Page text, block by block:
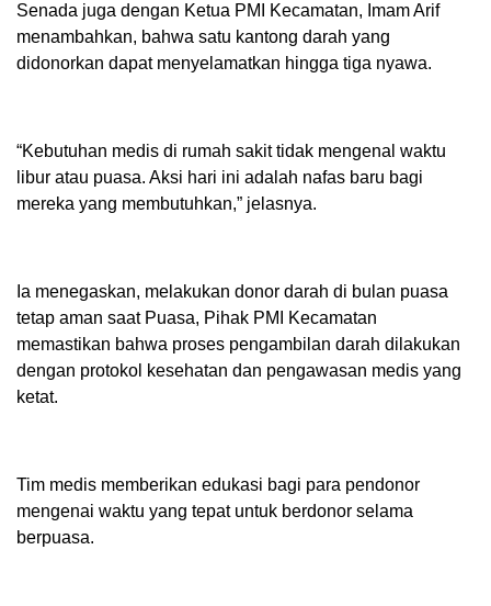
Senada juga dengan Ketua PMI Kecamatan, Imam Arif
menambahkan, bahwa satu kantong darah yang
didonorkan dapat menyelamatkan hingga tiga nyawa.
“Kebutuhan medis di rumah sakit tidak mengenal waktu
libur atau puasa. Aksi hari ini adalah nafas baru bagi
mereka yang membutuhkan,” jelasnya.
Ia menegaskan, melakukan donor darah di bulan puasa
tetap aman saat Puasa, Pihak PMI Kecamatan
memastikan bahwa proses pengambilan darah dilakukan
dengan protokol kesehatan dan pengawasan medis yang
ketat.
Tim medis memberikan edukasi bagi para pendonor
mengenai waktu yang tepat untuk berdonor selama
berpuasa.